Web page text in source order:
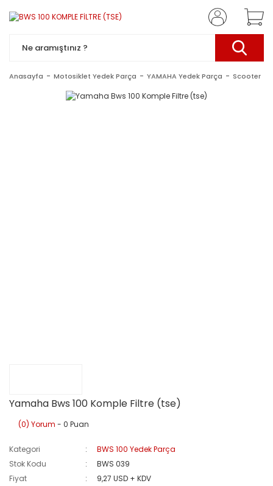
Anasayfa Motosiklet Yedek Parça YAMAHA Yedek Parça Scooter
Yamaha Bws 100 Komple Filtre (tse)
(0) Yorum - 0 Puan
Kategori
BWS 100 Yedek Parça
Stok Kodu
BWS 039
Fiyat
9,27 USD + KDV